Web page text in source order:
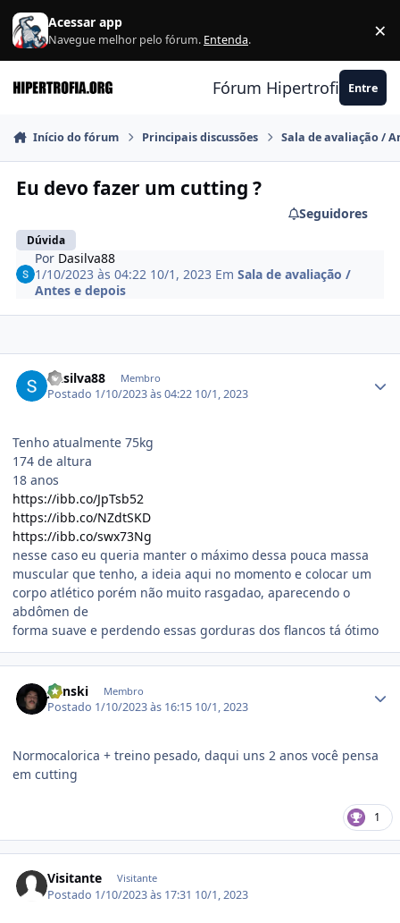
Ir para conteúdo
Acessar app
Navegue melhor pelo fórum. Entenda. ×
Fórum Hipertrofia.org
Entre
Início do fórum Principais discussões Sala de avaliação /
Eu devo fazer um cutting ?
Dúvida
Seguidores
Por Dasilva88
1/10/2023 às 04:22 10/1, 2023 EmSala de avaliação /
Antes e depois
Dasilva88 Membro
Postado 1/10/2023 às 04:22 10/1, 2023
Tenho atualmente 75kg
174 de altura
18 anos
https://ibb.co/JpTsb52
https://ibb.co/NZdtSKD
https://ibb.co/swx73Ng
nesse caso eu queria manter o máximo dessa pouca massa
muscular que tenho, a ideia aqui no momento e colocar um
corpo atlético porém não muito rasgadao, aparecendo o
abdômen de
forma suave e perdendo essas gorduras dos flancos tá ótimo
Jlanski Membro
Postado 1/10/2023 às 16:15 10/1, 2023
Normocalorica + treino pesado, daqui uns 2 anos você pensa
em cutting
1
Visitante Visitante
Postado 1/10/2023 às 17:31 10/1, 2023